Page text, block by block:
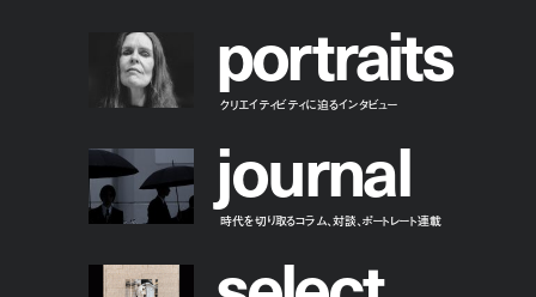
portraits
クリエイティビティに迫るインタビュー
journal
時代を切り取るコラム、対談、ポートレート連載